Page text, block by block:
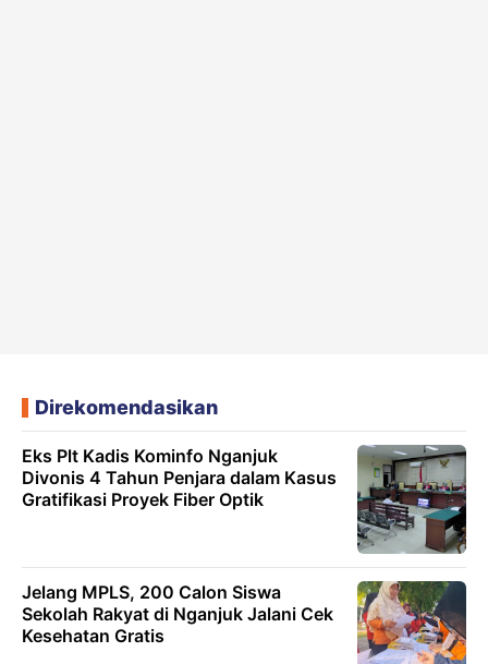
Direkomendasikan
Eks Plt Kadis Kominfo Nganjuk
Divonis 4 Tahun Penjara dalam Kasus
Gratifikasi Proyek Fiber Optik
Jelang MPLS, 200 Calon Siswa
Sekolah Rakyat di Nganjuk Jalani Cek
Kesehatan Gratis